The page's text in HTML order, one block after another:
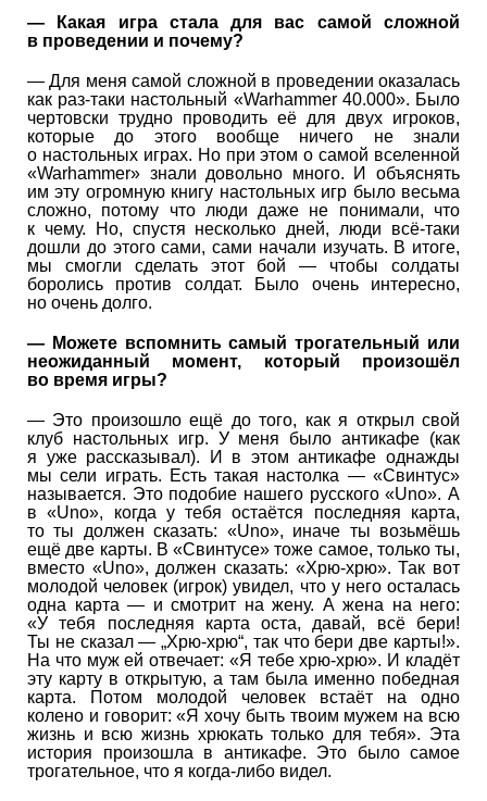
— Какая игра стала для вас самой сложной
в проведении и почему?
— Для меня самой сложной в проведении оказалась
как раз-таки настольный «Warhammer 40.000». Было
чертовски трудно проводить её для двух игроков,
которые до этого вообще ничего не знали
о настольных играх. Но при этом о самой вселенной
«Warhammer» знали довольно много. И объяснять
им эту огромную книгу настольных игр было весьма
сложно, потому что люди даже не понимали, что
к чему. Но, спустя несколько дней, люди всё-таки
дошли до этого сами, сами начали изучать. В итоге,
мы смогли сделать этот бой — чтобы солдаты
боролись против солдат. Было очень интересно,
но очень долго.
— Можете вспомнить самый трогательный или
неожиданный момент, который произошёл
во время игры?
— Это произошло ещё до того, как я открыл свой
клуб настольных игр. У меня было антикафе (как
я уже рассказывал). И в этом антикафе однажды
мы сели играть. Есть такая настолка — «Свинтус»
называется. Это подобие нашего русского «Uno». А
в «Uno», когда у тебя остаётся последняя карта,
то ты должен сказать: «Uno», иначе ты возьмёшь
ещё две карты. В «Свинтусе» тоже самое, только ты,
вместо «Uno», должен сказать: «Хрю-хрю». Так вот
молодой человек (игрок) увидел, что у него осталась
одна карта — и смотрит на жену. А жена на него:
«У тебя последняя карта оста, давай, всё бери!
Ты не сказал — „Хрю-хрю“, так что бери две карты!».
На что муж ей отвечает: «Я тебе хрю-хрю». И кладёт
эту карту в открытую, а там была именно победная
карта. Потом молодой человек встаёт на одно
колено и говорит: «Я хочу быть твоим мужем на всю
жизнь и всю жизнь хрюкать только для тебя». Эта
история произошла в антикафе. Это было самое
трогательное, что я когда-либо видел.